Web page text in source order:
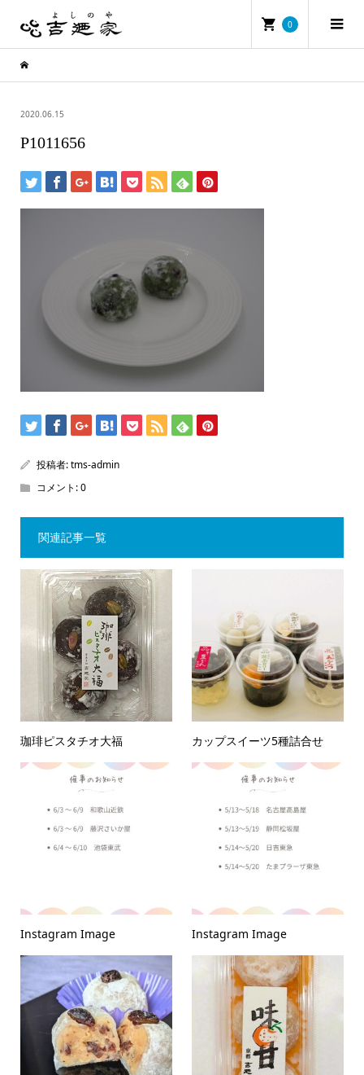
0
2020.06.15
P1011656
投稿者:tms-admin
コメント:0
関連記事一覧
珈琲ピスタチオ大福 カップスイーツ5種詰合せ
Instagram Image Instagram Image